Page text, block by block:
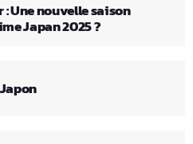
Une nouvelle saison
Japan 2025 ?